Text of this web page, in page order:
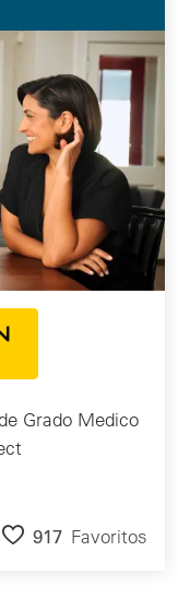
Grado Medico
917 Favoritos